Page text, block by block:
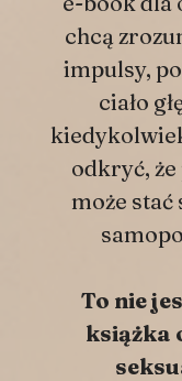
chcą
impulsy,
ciało
odkryć, że
może stać
To nie
książka